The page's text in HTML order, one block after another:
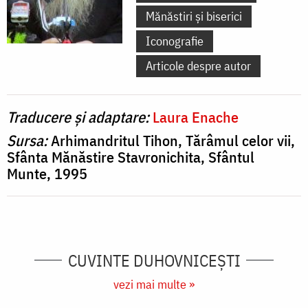
Mănăstiri și biserici
Iconografie
Articole despre autor
Traducere și adaptare:Laura Enache
Sursa:Arhimandritul Tihon, Tărâmul celor vii,
Sfânta Mănăstire Stavronichita, Sfântul
Munte, 1995
CUVINTE DUHOVNICEȘTI
vezi mai multe »